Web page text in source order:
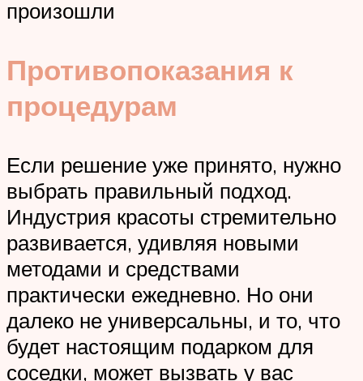
произошли
Противопоказания к
процедурам
Если решение уже принято, нужно
выбрать правильный подход.
Индустрия красоты стремительно
развивается, удивляя новыми
методами и средствами
практически ежедневно. Но они
далеко не универсальны, и то, что
будет настоящим подарком для
соседки, может вызвать у вас